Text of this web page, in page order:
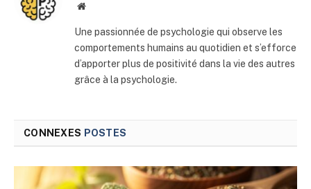
Site
Une passionnée de psychologie qui observe les
comportements humains au quotidien et s’efforce
d’apporter plus de positivité dans la vie des autres
grâce à la psychologie.
CONNEXES POSTES